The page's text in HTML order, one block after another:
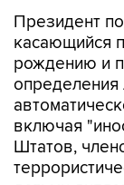
рождению и
определения
включая
Штатов,
детьми
признанных